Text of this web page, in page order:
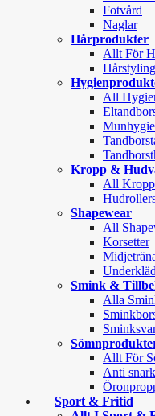
Fotvård
Naglar
Hårprodukter
Allt För
Hårstyling
All
Kropp &
All
Shapewear
All
Korsetter
Smink &
Alla
Allt För
Anti snark
Sport & Fritid